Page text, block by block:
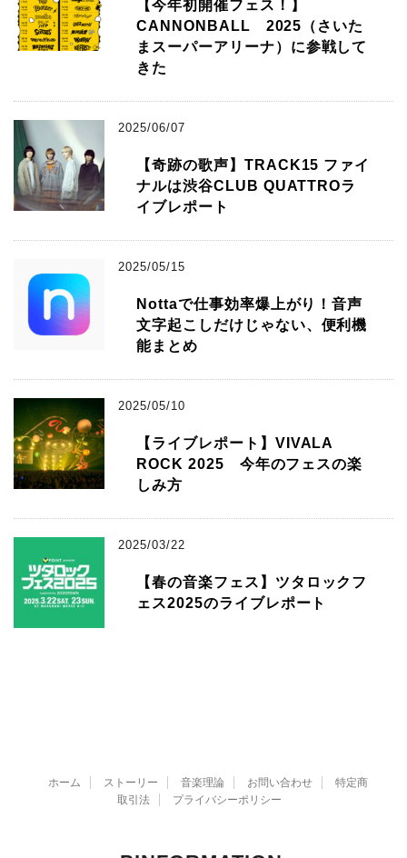
【今年初開催フェス！】
CANNONBALL 2025（さいた
まスーパーアリーナ）に参戦して
きた
2025/06/07
【奇跡の歌声】TRACK15 ファイ
ナルは渋谷CLUB QUATTROラ
イブレポート
2025/05/15
Nottaで仕事効率爆上がり！音声
文字起こしだけじゃない、便利機
能まとめ
2025/05/10
【ライブレポート】VIVALA
ROCK 2025 今年のフェスの楽
しみ方
2025/03/22
【春の音楽フェス】ツタロックフ
ェス2025のライブレポート
ホーム ストーリー 音楽理論 お問い合わせ
特定商
取引法
プライバシーポリシー